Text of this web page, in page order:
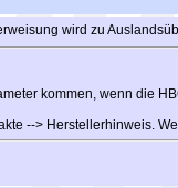
wird zu
kommen, wenn die
--> Herstellerhinweis.